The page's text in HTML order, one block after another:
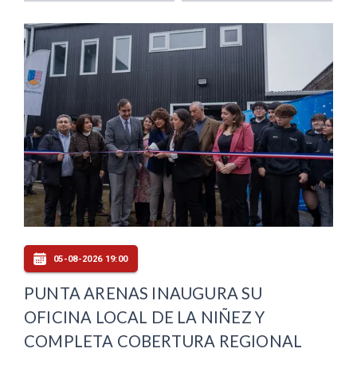
05-08-2026 19:00
PUNTA ARENAS INAUGURA SU
OFICINA LOCAL DE LA NIÑEZ Y
COMPLETA COBERTURA REGIONAL